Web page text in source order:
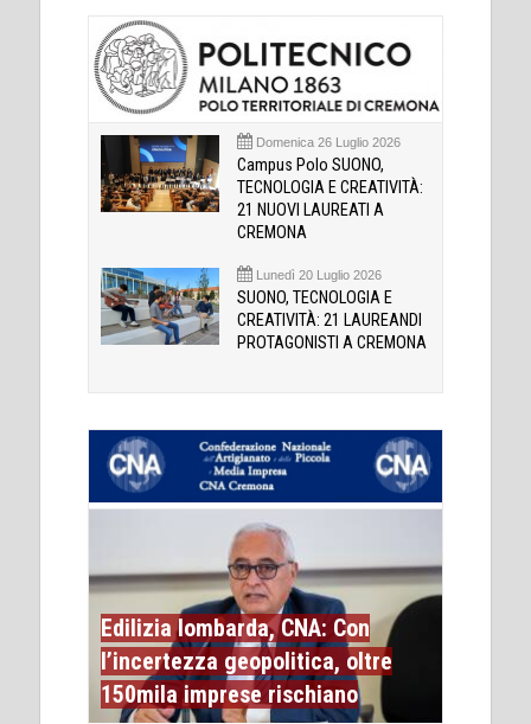
Domenica 26 Luglio 2026
Campus Polo SUONO,
TECNOLOGIA E CREATIVITÀ:
21 NUOVI LAUREATI A
CREMONA
Lunedì 20 Luglio 2026
SUONO, TECNOLOGIA E
CREATIVITÀ: 21 LAUREANDI
PROTAGONISTI A CREMONA
Edilizia lombarda, CNA: Con
l’incertezza geopolitica, oltre
150mila imprese rischiano